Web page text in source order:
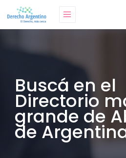
Buscá en el
Directorio
grande de
de